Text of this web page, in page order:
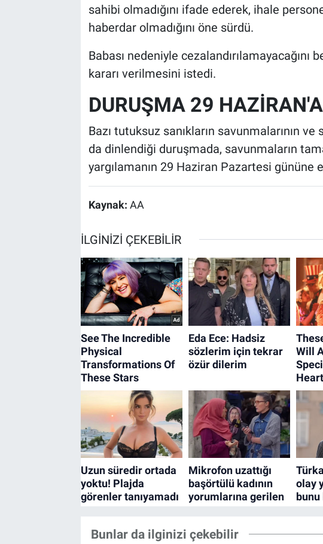
sahibi olmadığını ifade ederek, ihale
haberdar olmadığını öne sürdü.
Babası nedeniyle cezalandırılamayacağını
kararı verilmesini istedi.
DURUŞMA 29
Bazı tutuksuz sanıkların savunmalarının ve
da dinlendiği duruşmada, savunmaların
yargılamanın 29 Haziran Pazartesi
Kaynak: AA
Bunlar da ilginizi çekebilir